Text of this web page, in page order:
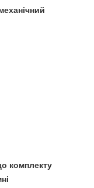
комплекту